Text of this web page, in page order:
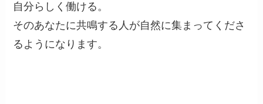
自分らしく働ける。
そのあなたに共鳴する人が自然に集まってくださ
るようになります。